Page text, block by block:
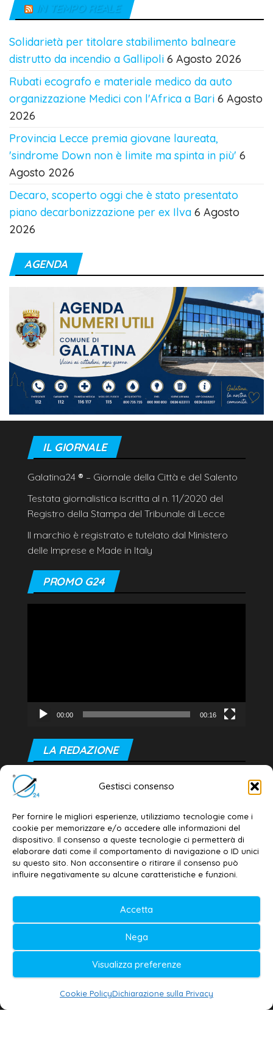
Gestisci consenso
Per fornire le migliori esperienze, utilizziamo tecnologie come i
cookie per memorizzare e/o accedere alle informazioni del
dispositivo. Il consenso a queste tecnologie ci permetterà di
elaborare dati come il comportamento di navigazione o ID unici
su questo sito. Non acconsentire o ritirare il consenso può
influire negativamente su alcune caratteristiche e funzioni.
Accetta
Nega
Visualizza preferenze
Cookie PolicyDichiarazione sulla Privacy
IN TEMPO REALE
Solidarietà per titolare stabilimento balneare
distrutto da incendio a Gallipoli 6 Agosto 2026
Rubati ecografo e materiale medico da auto
organizzazione Medici con l'Africa a Bari 6 Agosto
2026
Provincia Lecce premia giovane laureata,
'sindrome Down non è limite ma spinta in più' 6
Agosto 2026
Decaro, scoperto oggi che è stato presentato
piano decarbonizzazione per ex Ilva 6 Agosto
2026
AGENDA
IL GIORNALE
Galatina24 ® – Giornale della Città e del Salento
Testata giornalistica iscritta al n. 11/2020 del
Registro della Stampa del Tribunale di Lecce
Il marchio è registrato e tutelato dal Ministero
delle Imprese e Made in Italy
PROMO G24
00:00 00:16
LA REDAZIONE
Editore e direttore responsabile:
Dott. Daniele G. Masciullo
Email: redazione@galatina24.it
Contatti –Disclaimer
Privacy policy –Cookie policy
Testata iscritta al n. 11/2020 Registro della
Stampa Tribunale di Lecce
Editore e direttore responsabile:
Daniele G. Masciullo